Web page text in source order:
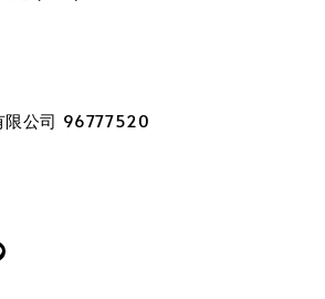
限公司 96777520